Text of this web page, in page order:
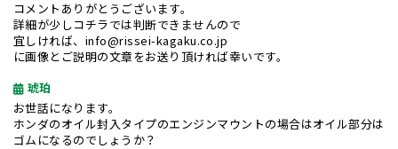
コメントありがとうございます。
詳細が少しコチラでは判断できませんので
宜しければ、info@rissei-kagaku.co.jp
に画像とご説明の文章をお送り頂ければ幸いです。
琥珀
お世話になります。
ホンダのオイル封入タイプのエンジンマウントの場合はオイル部分は
ゴムになるのでしょうか？